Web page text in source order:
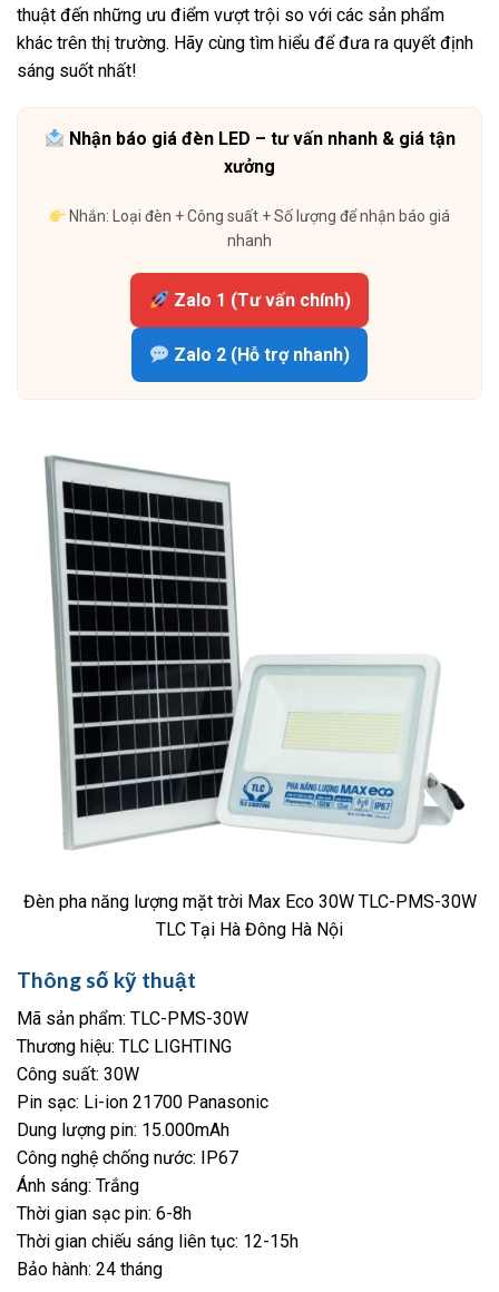
thuật đến những ưu điểm vượt trội so với các sản phẩm
khác trên thị trường. Hãy cùng tìm hiểu để đưa ra quyết định
sáng suốt nhất!
Nhận báo giá đèn LED – tư vấn nhanh & giá tận
xưởng
Nhắn: Loại đèn + Công suất + Số lượng để nhận báo giá
nhanh
Zalo 1 (Tư vấn chính)
Zalo 2 (Hỗ trợ nhanh)
Đèn pha năng lượng mặt trời Max Eco 30W TLC-PMS-30W
TLC Tại Hà Đông Hà Nội
Thông số kỹ thuật
Mã sản phẩm: TLC-PMS-30W
Thương hiệu: TLC LIGHTING
Công suất: 30W
Pin sạc: Li-ion 21700 Panasonic
Dung lượng pin: 15.000mAh
Công nghệ chống nước: IP67
Ánh sáng: Trắng
Thời gian sạc pin: 6-8h
Thời gian chiếu sáng liên tục: 12-15h
Bảo hành: 24 tháng